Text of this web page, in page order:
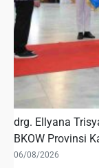
drg. Ellyana
BKOW Provinsi
06/08/2026